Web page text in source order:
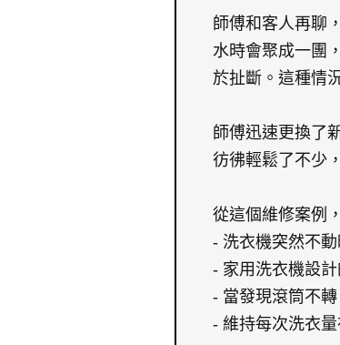
師傅和客人再聊
水時會聚成一團
於扯斷。這種情
師傅迅速更換了
彷彿輕鬆了不少
從這個維修案例
- 洗衣機突然不
- 家用洗衣機設
- 當發現滾筒不
- 維持每次洗衣